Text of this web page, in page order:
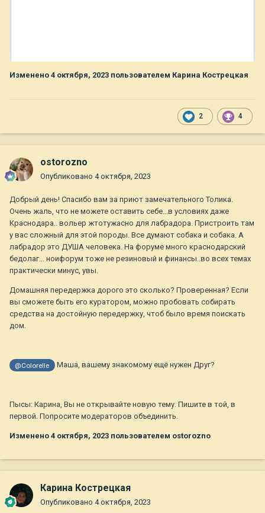
Изменено 4 октября, 2023 пользователем Карина Кострецкая
2 4
ostorozno
Опубликовано 4 октября, 2023
Добрый день! Спасибо вам за приют замечательного Толика.
Очень жаль, что не можете оставить себе...в условиях даже
Краснодара.. вольер жтотужасно для лабрадора. Пристроить там
у вас сложный для этой породы. Все думают собака и собака. А
лабрадор это ДУША человека. На форуме много краснодарский
бедолаг... ноифорум тоже не резиновый и финансы..во всех темах
практически минус, увы.
Домашняя передержка дорого это сколько? Проверенная? Если
вы сможете быть его куратором, можно пробовать собирать
средства на достойную передержку, чтоб было время поискать
дом.
@Colorelle Маша, вашему знакомому ещё нужен Друг?
Пысы: Карина, Вы не открывайте новую тему. Пишите в той, в
первой. Попросите модераторов объединить.
Изменено 4 октября, 2023 пользователем ostorozno
Карина Кострецкая
Опубликовано 4 октября, 2023